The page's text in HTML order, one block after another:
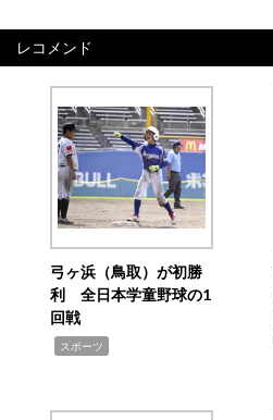
レコメンド
弓ヶ浜（鳥取）が初勝
利 全日本学童野球の1
回戦
スポーツ